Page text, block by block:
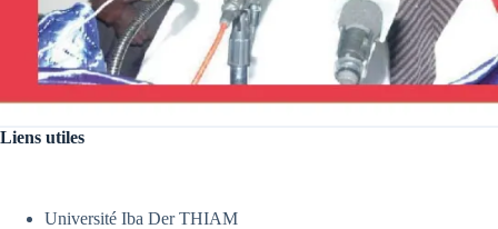
Liens utiles
Université Iba Der THIAM